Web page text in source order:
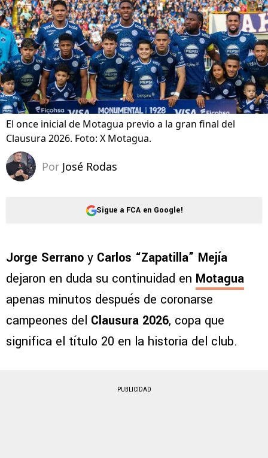
El once inicial de Motagua previo a la gran final del
Clausura 2026. Foto: X Motagua.
Por José Rodas
Sigue a FCA en Google!
Jorge Serrano y Carlos “Zapatilla” Mejía
dejaron en duda su continuidad en Motagua
apenas minutos después de coronarse
campeones del Clausura 2026, copa que
significa el título 20 en la historia del club.
PUBLICIDAD